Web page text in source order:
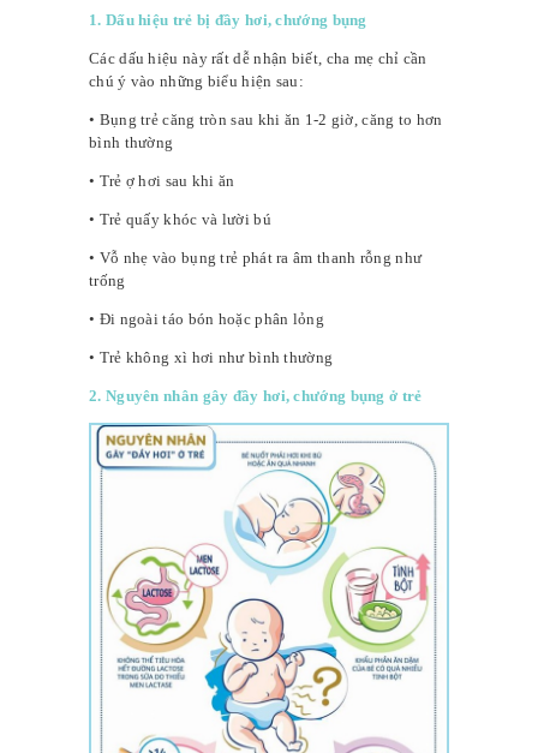
1. Dấu hiệu trẻ bị đầy hơi, chướng bụng
Các dấu hiệu này rất dễ nhận biết, cha mẹ chỉ cần
chú ý vào những biểu hiện sau:
• Bụng trẻ căng tròn sau khi ăn 1-2 giờ, căng to hơn
bình thường
• Trẻ ợ hơi sau khi ăn
• Trẻ quấy khóc và lười bú
• Vỗ nhẹ vào bụng trẻ phát ra âm thanh rỗng như
trống
• Đi ngoài táo bón hoặc phân lỏng
• Trẻ không xì hơi như bình thường
2. Nguyên nhân gây đầy hơi, chướng bụng ở trẻ